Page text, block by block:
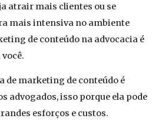
atrair mais clientes ou se
mais intensiva no ambiente
de conteúdo na advocacia é
de marketing de conteúdo é
advogados, isso porque ela pode
esforços e custos.